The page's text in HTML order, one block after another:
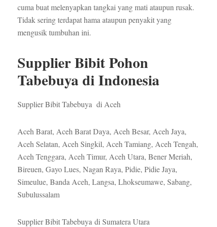
cuma buat melenyapkan tangkai yang mati ataupun rusak.
Tidak sering terdapat hama ataupun penyakit yang
mengusik tumbuhan ini.
Supplier Bibit Pohon
Tabebuya di Indonesia
Supplier Bibit Tabebuya di Aceh
Aceh Barat, Aceh Barat Daya, Aceh Besar, Aceh Jaya,
Aceh Selatan, Aceh Singkil, Aceh Tamiang, Aceh Tengah,
Aceh Tenggara, Aceh Timur, Aceh Utara, Bener Meriah,
Bireuen, Gayo Lues, Nagan Raya, Pidie, Pidie Jaya,
Simeulue, Banda Aceh, Langsa, Lhokseumawe, Sabang,
Subulussalam
Supplier Bibit Tabebuya di Sumatera Utara